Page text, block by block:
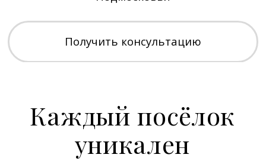
35 км от МКАДа